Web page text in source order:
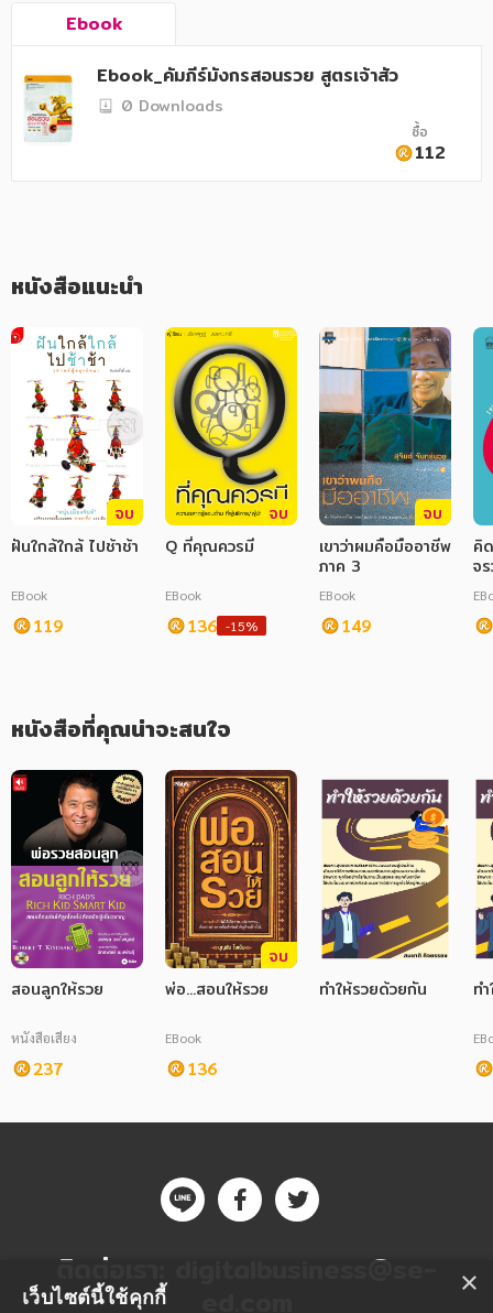
กฎหมาย สัญญา ภาษี
นิตยสาร หนังสือพิมพ์
ครอบครัว
การเรียน การศึกษา
เทคโนโลยี การสื่อสาร วิทยาศาสตร์
ภาษาศาสตร์
หนังสือเด็ก
การพัฒนาตนเอง
ความรู้ทั่วไป
การ์ตูนความรู้ การ์ตูน
การ์ตูนมังงะ (Manga)
Ebook
Ebook_คัมภีร์มังกรสอนรวย สูตรเจ้าสัว
0 Downloads
ซื้อ
112
หนังสือแนะนำ
จบ
ฝันใกล้ใกล้ ไปช้าช้า
EBook
119
จบ
Q ที่คุณควรมี
EBook
136 -15%
จบ
เขาว่าผมคือมืออาชีพ
ภาค 3
EBook
149
คิ
จรวด :
A
หนังสือที่คุณน่าจะสนใจ
สอนลูกให้รวย
หนังสือเสียง
237
จบ
พ่อ...สอนให้รวย
EBook
136
ทำให้รวยด้วยกัน ท
ติดต่อเรา: digitalbusiness@se- ×
เว็บไซต์นี้ใช้คุกกี้